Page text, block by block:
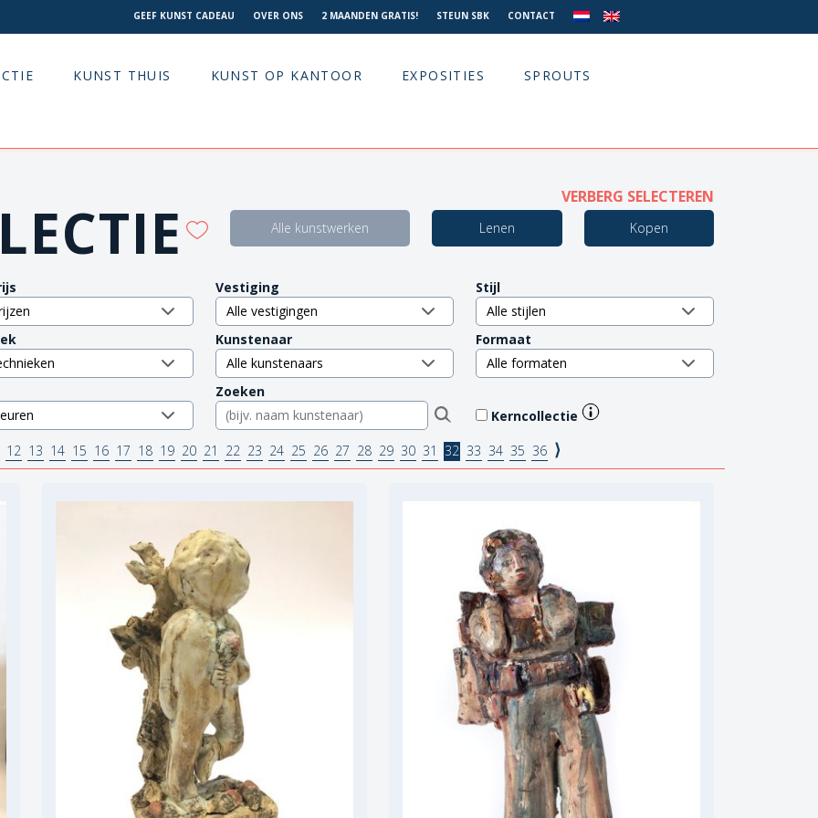
GEEF KUNST CADEAU OVER ONS 2 MAANDEN GRATIS! STEUN SBK CONTACT
KUNST THUIS KUNST OP KANTOOR EXPOSITIES SPROUTS
VERBERG SELECTEREN
Alle kunstwerken Lenen Kopen
Vestiging Stijl
Kunstenaar Formaat
Zoeken
Kerncollectie
12 13 14 15 16 17 18 19 20 21 22 23 24 25 26 27 28 29 30 31 32 33 34 35 36 ⟩